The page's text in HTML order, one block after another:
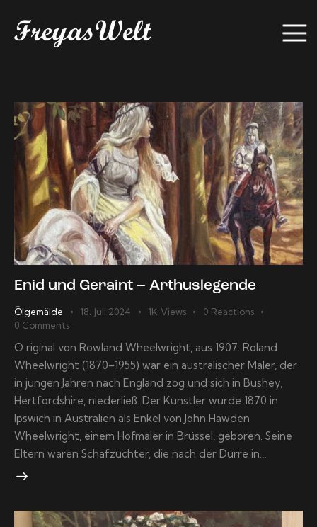
Enid und Geraint – Arthuslegende
Ölgemälde 18. Juli 2024 1K Views 0 Reactions
0 Comments
O riginal von Rowland Wheelwright, aus 1907. Roland
Wheelwright (1870–1955) war ein australischer Maler, der
in jungen Jahren nach England zog und sich in Bushey,
Hertfordshire, niederließ. Der Künstler wurde 1870 in
Ipswich in Australien als Enkel von John Hawden
Wheelwright, einem Hofmaler in Brüssel, geboren. Seine
Eltern waren Schafzüchter, die nach der Dürre in…